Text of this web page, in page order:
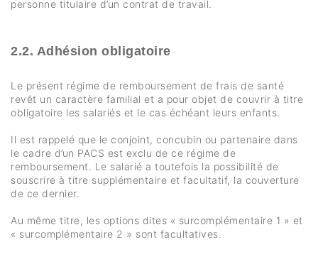
personne titulaire d’un contrat de travail.
2.2. Adhésion obligatoire
Le présent régime de remboursement de frais de santé
revêt un caractère familial et a pour objet de couvrir à titre
obligatoire les salariés et le cas échéant leurs enfants.
Il est rappelé que le conjoint, concubin ou partenaire dans
le cadre d’un PACS est exclu de ce régime de
remboursement. Le salarié a toutefois la possibilité de
souscrire à titre supplémentaire et facultatif, la couverture
de ce dernier.
Au même titre, les options dites « surcomplémentaire 1 » et
« surcomplémentaire 2 » sont facultatives.